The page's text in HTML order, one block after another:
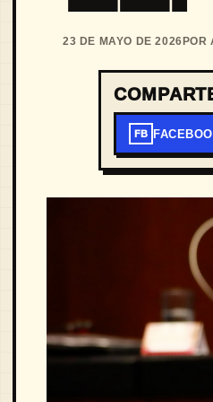
23 DE MAYO DE 2026 POR
FB